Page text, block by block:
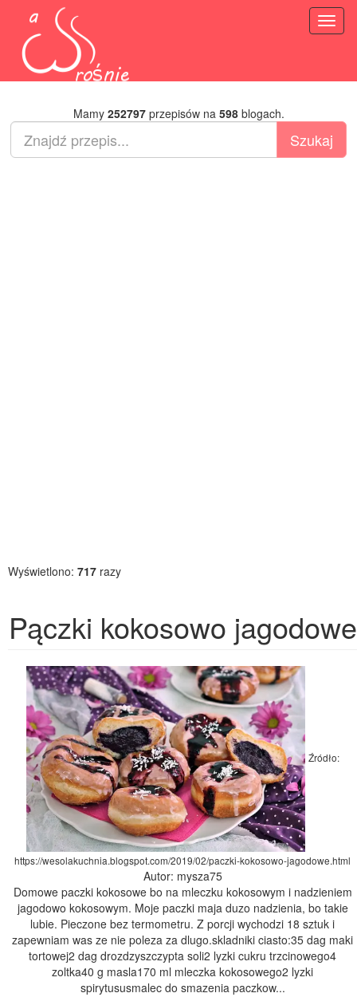
Mamy 252797przepisów na 598blogach.
Wyświetlono: 717 razy
Pączki kokosowo jagodowe
Źródło:
https://wesolakuchnia.blogspot.com/2019/02/paczki-kokosowo-jagodowe.html
Autor: mysza75
Domowe paczki kokosowe bo na mleczku kokosowym i nadzieniem
jagodowo kokosowym. Moje paczki maja duzo nadzienia, bo takie
lubie. Pieczone bez termometru. Z porcji wychodzi 18 sztuk i
zapewniam was ze nie poleza za dlugo.skladniki ciasto:35 dag maki
tortowej2 dag drozdzyszczypta soli2 lyzki cukru trzcinowego4
zoltka40 g masla170 ml mleczka kokosowego2 lyzki
spirytususmalec do smazenia paczkow...